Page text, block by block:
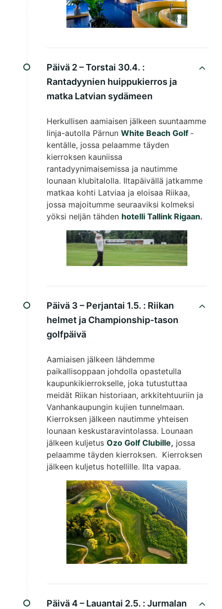
Päivä 2 – Torstai 30.4. :
Rantadyynien huippukierros ja
matka Latvian sydämeen
Herkullisen aamiaisen jälkeen suuntaamme
linja-autolla Pärnun White Beach Golf -
kentälle, jossa pelaamme täyden
kierroksen kauniissa
rantadyynimaisemissa ja nautimme
lounaan klubitalolla. Iltapäivällä jatkamme
matkaa kohti Latviaa ja eloisaa Riikaa,
jossa majoitumme seuraaviksi kolmeksi
yöksi neljän tähden hotelli Tallink Rigaan.
Päivä 3 – Perjantai 1.5. : Riikan
helmet ja Championship-tason
golfpäivä
Aamiaisen jälkeen lähdemme
paikallisoppaan johdolla opastetulla
kaupunkikierrokselle, joka tutustuttaa
meidät Rii­kan historiaan, arkkitehtuuriin ja
Vanhankaupungin kujien tunnelmaan.
Kierroksen jälkeen nautimme yhteisen
lounaan keskustaravintolassa. Lounaan
jälkeen kuljetus Ozo Golf Clubille, jossa
pelaamme täyden kierroksen. Kierroksen
jälkeen kuljetus hotellille. Ilta vapaa.
Päivä 4 – Lauantai 2.5. : Jurmalan